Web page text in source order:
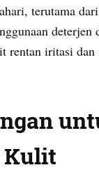
terutama
rentan iritasi
Kulit